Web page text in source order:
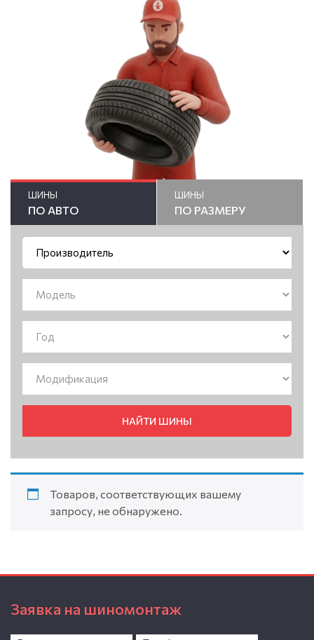
ШИНЫ
ПО АВТО
ШИНЫ
ПО РАЗМЕРУ
НАЙТИ ШИНЫ
Товаров, соответствующих вашему
запросу, не обнаружено.
Заявка на шиномонтаж